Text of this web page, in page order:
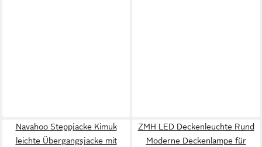
Navahoo Steppjacke Kimuk
leichte Übergangsjacke mit
ZMH LED Deckenleuchte Rund
Moderne Deckenlampe für